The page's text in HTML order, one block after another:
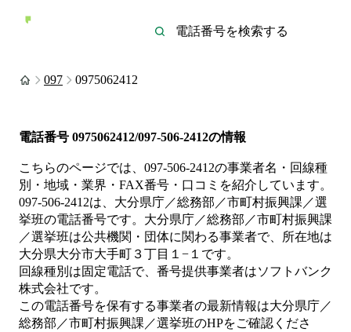
097 0975062412
電話番号 0975062412/097-506-2412の情報
こちらのページでは、 097-506-2412の事業者名・回線種
別・地域・業界・FAX番号・口コミを紹介しています。
097-506-2412は、 大分県庁／総務部／市町村振興課／選
挙班の電話番号です。 大分県庁／総務部／市町村振興課
／選挙班は公共機関・団体に関わる事業者で、所在地は
大分県大分市大手町３丁目１−１ です。
回線種別は固定電話で、番号提供事業者はソフトバンク
株式会社です。
この電話番号を保有する事業者の最新情報は大分県庁／
総務部／市町村振興課／選挙班のHPをご確認くださ